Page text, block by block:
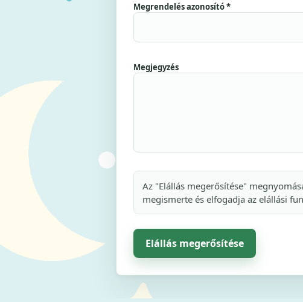
Megrendelés azonosító *
Megjegyzés
Az "Elállás megerősítése"
megismerte és elfogadja az elállási
Elállás megerősítése